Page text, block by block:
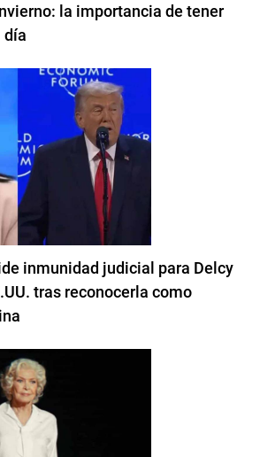
la importancia de tener
día
inmunidad judicial para Delcy
tras reconocerla como